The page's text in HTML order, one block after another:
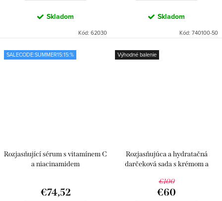
Skladom
Kód: 62030
Skladom
Kód: 740100-50
SALECODE:SUMMER15:15:%
Rozjasňující sérum s vitamínem C
a niacinamidem
€74,52
Výhodné balenie
Rozjasňujúca a hydratačná
darčeková sada s krémom a
€100
€60